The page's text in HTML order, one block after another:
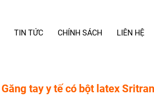
TIN TỨC CHÍNH SÁCH LIÊN HỆ
Găng tay y tế có bột latex